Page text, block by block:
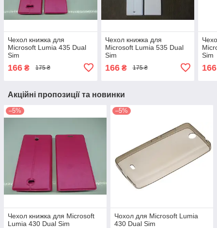
Чехол книжка для
Microsoft Lumia 435 Dual
Sim
166 ₴ 175 ₴
Чехол книжка для
Microsoft Lumia 535 Dual
Sim
166₴ 175 ₴
Sim
166
Акційні пропозиції та новинки
–5%
Чехол книжка для Microsoft
Lumia 430 Dual Sim
–5%
Чохол для Microsoft Lumia
430 Dual Sim